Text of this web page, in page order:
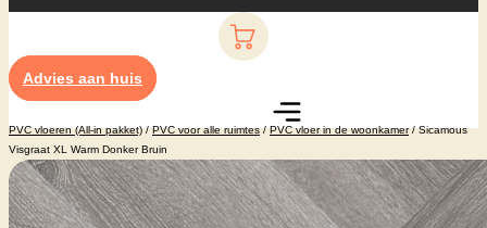
Advies aan huis
PVC vloeren (All-in pakket)/PVC voor alle ruimtes/PVC vloer in de woonkamer/ Sicamous
Visgraat XL Warm Donker Bruin